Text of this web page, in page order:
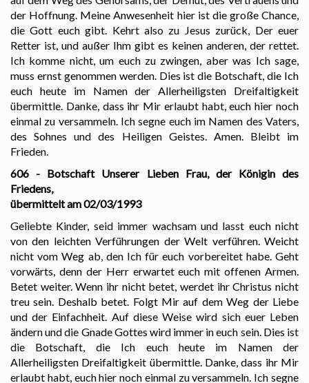
der Hoffnung. Meine Anwesenheit hier ist die große Chance,
die Gott euch gibt. Kehrt also zu Jesus zurück, Der euer
Retter ist, und außer Ihm gibt es keinen anderen, der rettet.
Ich komme nicht, um euch zu zwingen, aber was Ich sage,
muss ernst genommen werden. Dies ist die Botschaft, die Ich
euch heute im Namen der Allerheiligsten Dreifaltigkeit
übermittle. Danke, dass ihr Mir erlaubt habt, euch hier noch
einmal zu versammeln. Ich segne euch im Namen des Vaters,
des Sohnes und des Heiligen Geistes. Amen. Bleibt im
Frieden.
606 - Botschaft Unserer Lieben Frau, der Königin des
Friedens,
übermittelt am 02/03/1993
Geliebte Kinder, seid immer wachsam und lasst euch nicht
von den leichten Verführungen der Welt verführen. Weicht
nicht vom Weg ab, den Ich für euch vorbereitet habe. Geht
vorwärts, denn der Herr erwartet euch mit offenen Armen.
Betet weiter. Wenn ihr nicht betet, werdet ihr Christus nicht
treu sein. Deshalb betet. Folgt Mir auf dem Weg der Liebe
und der Einfachheit. Auf diese Weise wird sich euer Leben
ändern und die Gnade Gottes wird immer in euch sein. Dies ist
die Botschaft, die Ich euch heute im Namen der
Allerheiligsten Dreifaltigkeit übermittle. Danke, dass ihr Mir
erlaubt habt, euch hier noch einmal zu versammeln. Ich segne